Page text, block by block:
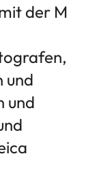
der M
und
und